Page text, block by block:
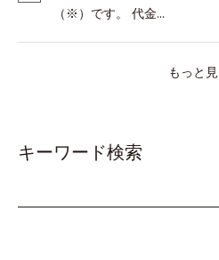
（※）です。 代金...
もっと
キーワード検索